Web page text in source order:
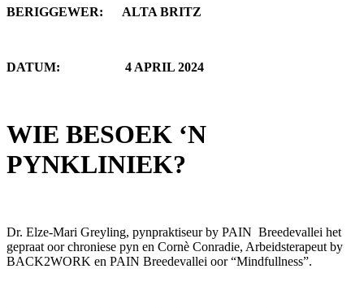
BERIGGEWER: ALTA BRITZ
DATUM: 4 APRIL 2024
WIE BESOEK ‘N
PYNKLINIEK?
Dr. Elze-Mari Greyling, pynpraktiseur by PAIN Breedevallei het
gepraat oor chroniese pyn en Cornè Conradie, Arbeidsterapeut by
BACK2WORK en PAIN Breedevallei oor “Mindfullness”.